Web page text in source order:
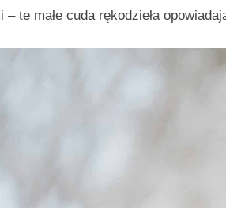
te małe cuda rękodzieła